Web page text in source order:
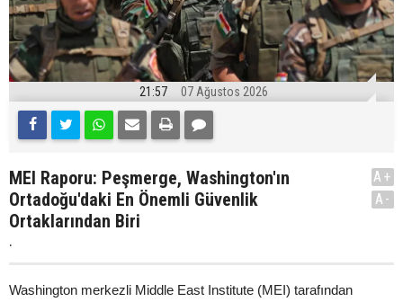
21:57 07 Ağustos 2026
MEI Raporu: Peşmerge, Washington'ın
Ortadoğu'daki En Önemli Güvenlik
Ortaklarından Biri
.
A+
A-
Washington merkezli Middle East Institute (MEI) tarafından